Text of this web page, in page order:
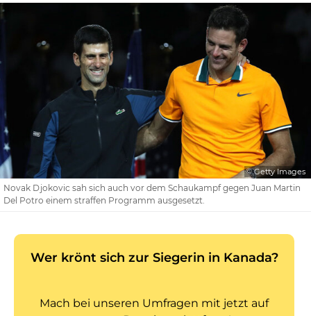
© Getty Images
Novak Djokovic sah sich auch vor dem Schaukampf gegen Juan Martin
Del Potro einem straffen Programm ausgesetzt.